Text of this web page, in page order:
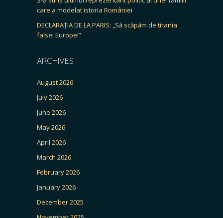
care a modelat istoria României
DECLARAȚIA DE LA PARIS: „Să scăpăm de tirania
falsei Europe!”
ARCHIVES
August 2026
July 2026
June 2026
May 2026
April 2026
March 2026
February 2026
January 2026
December 2025